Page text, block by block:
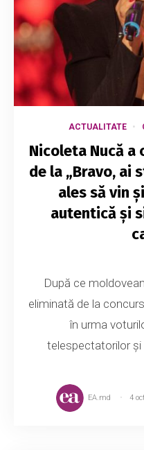
ACTUALITATE
Nicoleta Nucă
de la „Bravo, ai
ales să vin
autentică și
După ce
eliminată de la
în urma
telespectatorilor și
EA.md 4